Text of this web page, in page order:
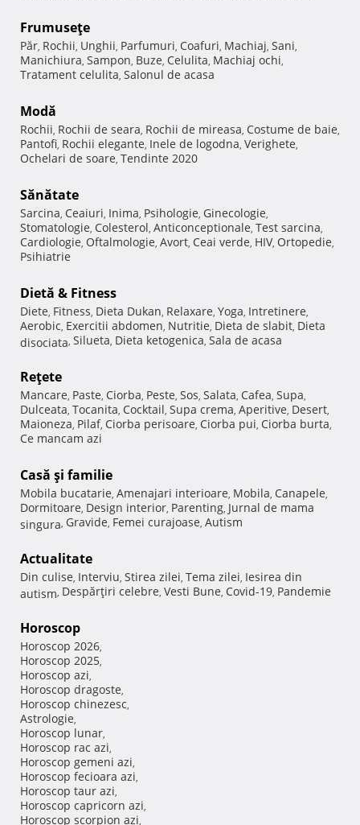
Frumuseţe
Păr, Rochii, Unghii, Parfumuri, Coafuri, Machiaj, Sani,
Manichiura, Sampon, Buze, Celulita, Machiaj ochi,
Tratament celulita, Salonul de acasa
Modă
Rochii, Rochii de seara, Rochii de mireasa, Costume de baie,
Pantofi, Rochii elegante, Inele de logodna, Verighete,
Ochelari de soare, Tendinte 2020
Sănătate
Sarcina, Ceaiuri, Inima, Psihologie, Ginecologie,
Stomatologie, Colesterol, Anticonceptionale, Test sarcina,
Cardiologie, Oftalmologie, Avort, Ceai verde, HIV, Ortopedie,
Psihiatrie
Dietă & Fitness
Diete, Fitness, Dieta Dukan, Relaxare, Yoga, Intretinere,
Aerobic, Exercitii abdomen, Nutritie, Dieta de slabit, Dieta
disociata, Silueta, Dieta ketogenica, Sala de acasa
Reţete
Mancare, Paste, Ciorba, Peste, Sos, Salata, Cafea, Supa,
Dulceata, Tocanita, Cocktail, Supa crema, Aperitive, Desert,
Maioneza, Pilaf, Ciorba perisoare, Ciorba pui, Ciorba burta,
Ce mancam azi
Casă şi familie
Mobila bucatarie, Amenajari interioare, Mobila, Canapele,
Dormitoare, Design interior, Parenting, Jurnal de mama
singura, Gravide, Femei curajoase, Autism
Actualitate
Din culise, Interviu, Stirea zilei, Tema zilei, Iesirea din
autism, Despărţiri celebre, Vesti Bune, Covid-19, Pandemie
Horoscop
Horoscop 2026,
Horoscop 2025,
Horoscop azi,
Horoscop dragoste,
Horoscop chinezesc,
Astrologie,
Horoscop lunar,
Horoscop rac azi,
Horoscop gemeni azi,
Horoscop fecioara azi,
Horoscop taur azi,
Horoscop capricorn azi,
Horoscop scorpion azi,